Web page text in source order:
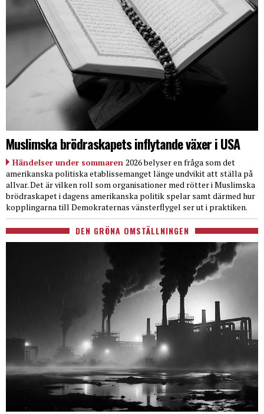
Muslimska brödraskapets inflytande växer i USA
Händelser under sommaren 2026 belyser en fråga som det
amerikanska politiska etablissemanget länge undvikit att ställa på
allvar. Det är vilken roll som organisationer med rötter i Muslimska
brödraskapet i dagens amerikanska politik spelar samt därmed hur
kopplingarna till Demokraternas vänsterflygel ser ut i praktiken.
DEN GRÖNA OMSTÄLLNINGEN